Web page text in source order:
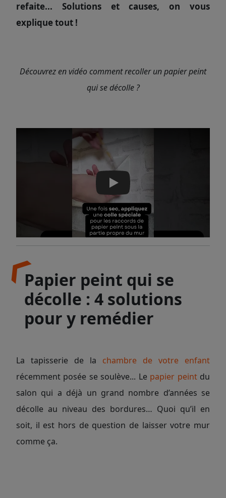
refaite... Solutions et causes, on vous
explique tout !
Découvrez en vidéo comment recoller un papier peint
qui se décolle ?
Play
Papier peint qui se
décolle : 4 solutions
pour y remédier
La tapisserie de la chambre de votre enfant
récemment posée se soulève... Le papier peintdu
salon qui a déjà un grand nombre d’années se
décolle au niveau des bordures… Quoi qu’il en
soit, il est hors de question de laisser votre mur
comme ça.